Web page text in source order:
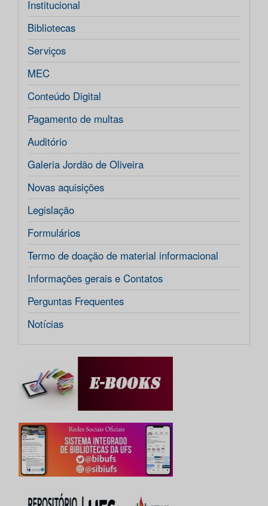
Institucional
Bibliotecas
Serviços
MEC
Conteúdo Digital
Pagamento de multas
Auditório
Galeria Jordão de Oliveira
Novas aquisições
Legislação
Formulários
Termo de doação de material informacional
Informações gerais e Contatos
Perguntas Frequentes
Notícias